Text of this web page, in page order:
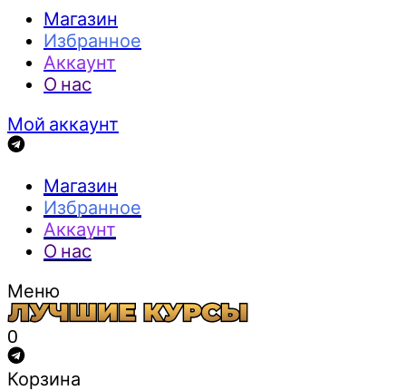
Магазин
Избранное
Аккаунт
О нас
Мой аккаунт
Магазин
Избранное
Аккаунт
О нас
Меню
0
Корзина